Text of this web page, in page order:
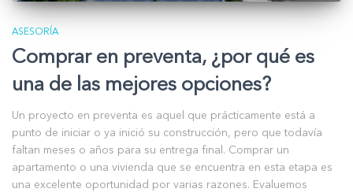
ASESORÍA
Comprar en preventa, ¿por qué es
una de las mejores opciones?
Un proyecto en preventa es aquel que prácticamente está a
punto de iniciar o ya inició su construcción, pero que todavía
faltan meses o años para su entrega final. Comprar un
apartamento o una vivienda que se encuentra en esta etapa es
una excelente oportunidad por varias razones. Evaluemos